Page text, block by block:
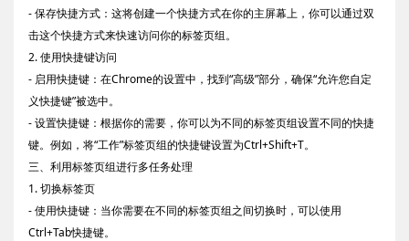
- 保存快捷方式：这将创建一个快捷方式在你的主屏幕上，你可以通过双
击这个快捷方式来快速访问你的标签页组。
2. 使用快捷键访问
- 启用快捷键：在Chrome的设置中，找到“高级”部分，确保“允许您自定
义快捷键”被选中。
- 设置快捷键：根据你的需要，你可以为不同的标签页组设置不同的快捷
键。例如，将“工作”标签页组的快捷键设置为Ctrl+Shift+T。
三、利用标签页组进行多任务处理
1. 切换标签页
- 使用快捷键：当你需要在不同的标签页组之间切换时，可以使用
Ctrl+Tab快捷键。